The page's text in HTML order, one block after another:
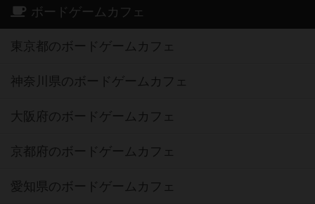
ボードゲームカフェ
東京都のボードゲームカフェ
神奈川県のボードゲームカフェ
大阪府のボードゲームカフェ
京都府のボードゲームカフェ
愛知県のボードゲームカフェ